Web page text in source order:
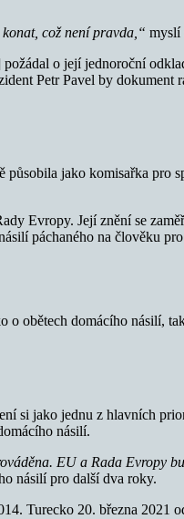
což není pravda,“ myslí
o její jednoroční
Petr Pavel by dokument
jako komisařka pro
Evropy. Její znění se
páchaného na člověku
o obětech domácího násilí,
si jako jednu z hlavních
násilí.
EU a Rada Evropy
násilí pro další dva roky.
Turecko 20. března 2021